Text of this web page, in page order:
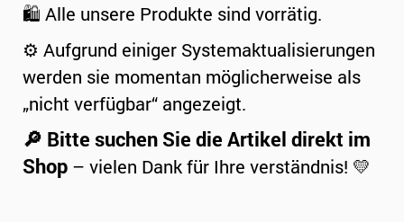
🛍️ Alle unsere Produkte sind vorrätig.
⚙️ Aufgrund einiger Systemaktualisierungen
werden sie momentan möglicherweise als
„nicht verfügbar“ angezeigt.
🔎 Bitte suchen Sie die Artikel direkt im
Shop – vielen Dank für Ihre verständnis! 💛